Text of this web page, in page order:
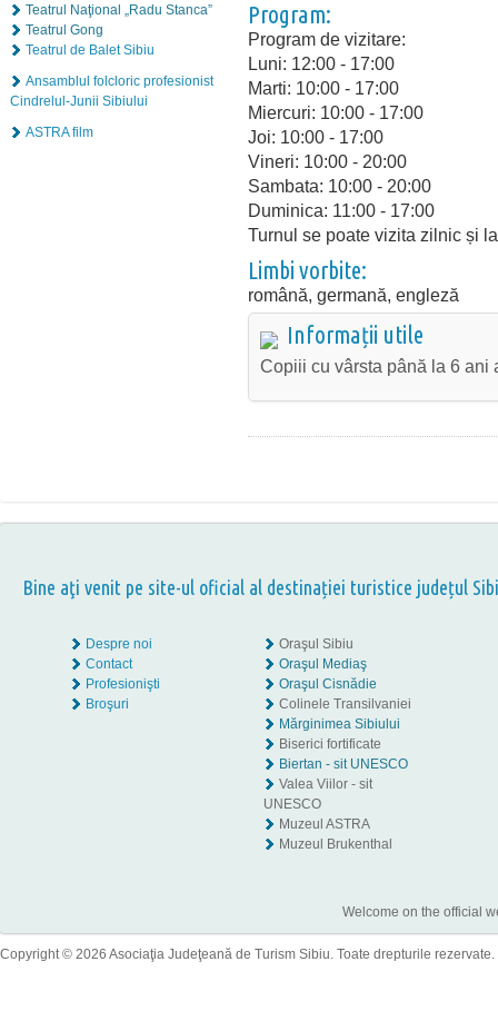
Teatrul Naţional „Radu Stanca”
Teatrul Gong
Teatrul de Balet Sibiu
Ansamblul folcloric profesionist
Cindrelul-Junii Sibiului
ASTRA film
Program:
Program de vizitare:
Luni: 12:00 - 17:00
Marti: 10:00 - 17:00
Miercuri: 10:00 - 17:00
Joi: 10:00 - 17:00
Vineri: 10:00 - 20:00
Sambata: 10:00 - 20:00
Duminica: 11:00 - 17:00
Turnul se poate vizita zilnic și
Limbi vorbite:
română, germană, engleză
Informații utile
Copiii cu vârsta până la 6 ani
Bine aţi venit pe site-ul oficial al destinației turistice județul
Despre noi
Contact
Profesionişti
Broşuri
Oraşul Sibiu
Oraşul Mediaş
Oraşul Cisnădie
Colinele Transilvaniei
Mărginimea Sibiului
Biserici fortificate
Biertan - sit UNESCO
Valea Viilor - sit
UNESCO
Muzeul ASTRA
Muzeul Brukenthal
Welcome on the official
Copyright © 2026 Asociaţia Judeţeană de Turism Sibiu. Toate drepturile rezervate.